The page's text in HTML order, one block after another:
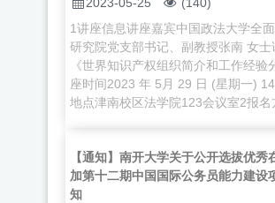
1讲座信息讲座嘉宾中国政法大学全
研究院党支部书记、副教授张南 女士
《世界知识产权组织简介和工作经验
座时间2023 年 5月 29 日 (星期一)
地点津南校区法学院123会议室2报名
【通知】南开大学关于公开选拔优秀
加第十二期中国国际公务员能力建设
知